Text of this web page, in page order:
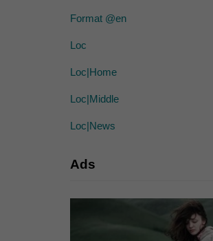
Format @en
Loc
Loc|Home
Loc|Middle
Loc|News
Ads